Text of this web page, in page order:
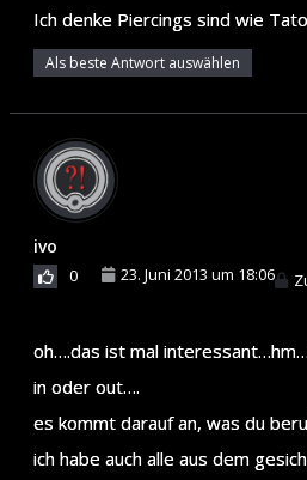
Ich denke Piercings sind wie
Als beste Antwort auswählen
ivo
0 23. Juni 2013 um 18:06
oh….das ist mal
in oder out….
es kommt darauf an, was du
ich habe auch alle aus dem